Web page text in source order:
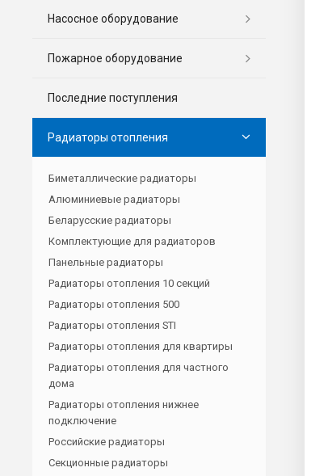
Насосное оборудование
Пожарное оборудование
Последние поступления
Радиаторы отопления
Биметаллические радиаторы
Алюминиевые радиаторы
Беларусские радиаторы
Комплектующие для радиаторов
Панельные радиаторы
Радиаторы отопления 10 секций
Радиаторы отопления 500
Радиаторы отопления STI
Радиаторы отопления для квартиры
Радиаторы отопления для частного
дома
Радиаторы отопления нижнее
подключение
Российские радиаторы
Секционные радиаторы